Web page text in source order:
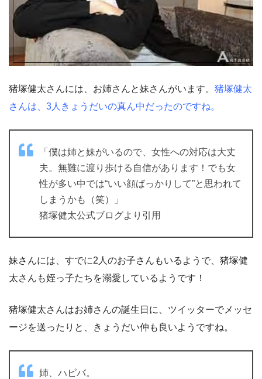
猪塚健太さんには、お姉さんと妹さんがいます。 猪塚健太
さんは、3人きょうだいの真ん中だったのですね。
「僕は姉と妹がいるので、女性への対応は大丈
夫。無難に渡り歩ける自信があります！でも女
性が多い中では“いい顔ばっかりして”と思われて
しまうかも（笑）」
猪塚健太公式ブログより引用
妹さんには、すでに2人のお子さんもいるようで、猪塚健
太さんも姪っ子たちを溺愛しているようです！
猪塚健太さんはお姉さんの誕生日に、ツイッターでメッセ
ージを送ったりと、きょうだい仲も良いようですね。
姉、ハピバ。